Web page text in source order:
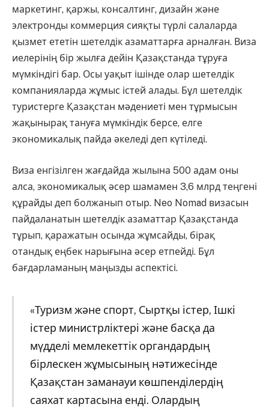
маркетинг, қаржы, консалтинг, дизайн және
электронды коммерция сияқты түрлі салаларда
қызмет ететін шетелдік азаматтарға арналған. Виза
иелерінің бір жылға дейін Қазақстанда тұруға
мүмкіндігі бар. Осы уақыт ішінде олар шетелдік
компанияларда жұмыс істей алады. Бұл шетелдік
туристерге Қазақстан мәдениеті мен тұрмысын
жақынырақ тануға мүмкіндік берсе, елге
экономикалық пайда әкеледі деп күтіледі.
Виза енгізілген жағдайда жылына 500 адам оны
алса, экономикалық әсер шамамен 3,6 млрд теңгені
құрайды деп болжанып отыр. Neo Nomad визасын
пайдаланатын шетелдік азаматтар Қазақстанда
тұрып, қаражатын осында жұмсайды, бірақ
отандық еңбек нарығына әсер етпейді. Бұл
бағдарламаның маңызды аспектісі.
«Туризм және спорт, Сыртқы істер, Ішкі
істер министрліктері және басқа да
мүдделі мемлекеттік органдардың
бірлескен жұмысының нәтижесінде
Қазақстан заманауи көшпенділердің
саяхат картасына енді. Олардың